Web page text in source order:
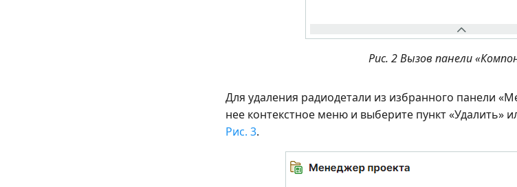
Рис. 2 Вызов панели
Для удаления радиодетали из избранного панели
нее контекстное меню и выберите пункт «Удалить»
Рис. 3.